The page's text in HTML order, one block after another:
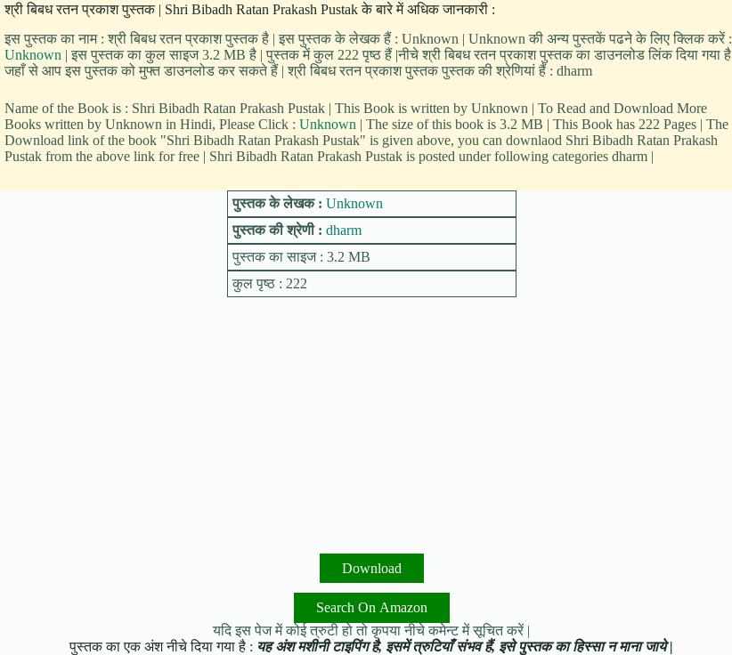
श्री बिबध रतन प्रकाश पुस्तक | Shri Bibadh Ratan Prakash Pustak के बारे में अधिक जानकारी :
इस पुस्तक का नाम : श्री बिबध रतन प्रकाश पुस्तक है | इस पुस्तक के लेखक हैं : Unknown | Unknown की अन्य पुस्तकें पढने के लिए क्लिक करें :
Unknown | इस पुस्तक का कुल साइज 3.2 MB है | पुस्तक में कुल 222 पृष्ठ हैं |नीचे श्री बिबध रतन प्रकाश पुस्तक का डाउनलोड लिंक दिया गया है
जहाँ से आप इस पुस्तक को मुफ्त डाउनलोड कर सकते हैं | श्री बिबध रतन प्रकाश पुस्तक पुस्तक की श्रेणियां हैं : dharm
Name of the Book is : Shri Bibadh Ratan Prakash Pustak | This Book is written by Unknown | To Read and Download More
Books written by Unknown in Hindi, Please Click : Unknown | The size of this book is 3.2 MB | This Book has 222 Pages | The
Download link of the book "Shri Bibadh Ratan Prakash Pustak" is given above, you can downlaod Shri Bibadh Ratan Prakash
Pustak from the above link for free | Shri Bibadh Ratan Prakash Pustak is posted under following categories dharm |
पुस्तक के लेखक : Unknown
पुस्तक की श्रेणी : dharm
पुस्तक का साइज : 3.2 MB
कुल पृष्ठ : 222
Download
Search On Amazon
यदि इस पेज में कोई त्रुटी हो तो कृपया नीचे कमेन्ट में सूचित करें |
पुस्तक का एक अंश नीचे दिया गया है : यह अंश मशीनी टाइपिंग है, इसमें त्रुटियाँ संभव हैं, इसे पुस्तक का हिस्सा न माना जाये |